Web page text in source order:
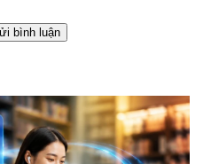
bình luận